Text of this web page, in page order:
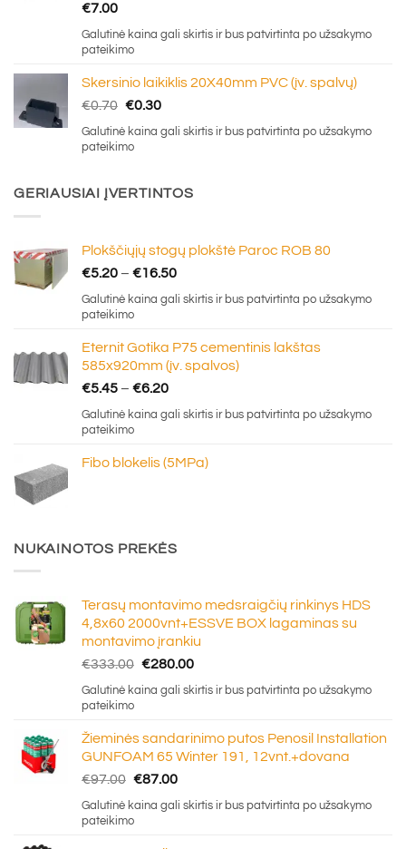
€7.00
Galutinė kaina gali skirtis ir bus patvirtinta po užsakymo
pateikimo
Skersinio laikiklis 20X40mm PVC (įv. spalvų)
€0.70 Original
price
was:
€0.30Current
price
is:
Galutinė kaina gali skirtis ir bus patvirtinta po užsakymo
pateikimo
GERIAUSIAI ĮVERTINTOS
Plokščiųjų stogų plokštė Paroc ROB 80
€5.20 – €16.50Price
range:
€16.50
Galutinė kaina gali skirtis ir bus patvirtinta po užsakymo
pateikimo
Eternit Gotika P75 cementinis lakštas
585x920mm (įv. spalvos)
€5.45 – €6.20Price
range:
€6.20
Galutinė kaina gali skirtis ir bus patvirtinta po užsakymo
pateikimo
Fibo blokelis (5MPa)
NUKAINOTOS PREKĖS
Terasų montavimo medsraigčių rinkinys HDS
4,8x60 2000vnt+ESSVE BOX lagaminas su
montavimo įrankiu
€333.00 Original
price
was:
€280.00Current
price
Galutinė kaina gali skirtis ir bus patvirtinta po užsakymo
pateikimo
Žieminės sandarinimo putos Penosil Installation
GUNFOAM 65 Winter 191, 12vnt.+dovana
€97.00 Original
price
was:
€87.00Current
price
Galutinė kaina gali skirtis ir bus patvirtinta po užsakymo
pateikimo